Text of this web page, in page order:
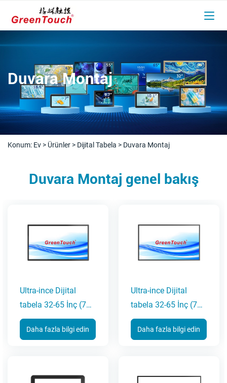
Duvara Montaj
Konum: Ev > Ürünler > Dijital Tabela > Duvara Montaj
Duvara Montaj genel bakış
Ultra-ince Dijital
tabela 32-65 İnç (7A-
G Serisi)
Daha fazla bilgi edin
Ultra-ince Dijital
tabela 32-65 İnç (7A
Serisi)
Daha fazla bilgi edin